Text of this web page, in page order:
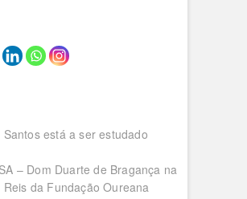
Santos está a ser estudado
– Dom Duarte de Bragança na
Reis da Fundação Oureana